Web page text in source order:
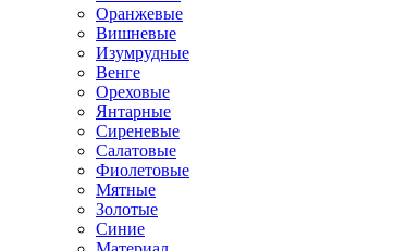
Оранжевые
Вишневые
Изумрудные
Венге
Ореховые
Янтарные
Сиреневые
Салатовые
Фиолетовые
Мятные
Золотые
Синие